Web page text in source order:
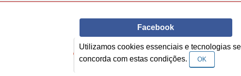
Frases de Horário de verão
Frases de Inverno
Frases
Frases
Facebook
© Copyright 2014-2022 A Frase.
Utilizamos cookies essenciais e tecnologias
concorda com estas condições.
OK